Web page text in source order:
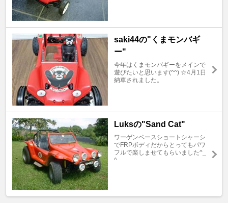
saki44の"くまモンバギ
ー"
今年はくまモンバギーをメインで
遊びたいと思います(^^) ☆4月1日
納車されました。
Luksの"Sand Cat"
ワーゲンベースショートシャーシ
でFRPボディだからとってもパワ
フルで楽しませてもらいました^_
^